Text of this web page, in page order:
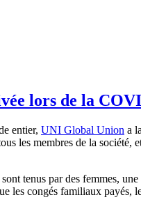
lors de la
entier, UNI Global Union a
les membres de la société,
tenus par des femmes,
les congés familiaux payés,